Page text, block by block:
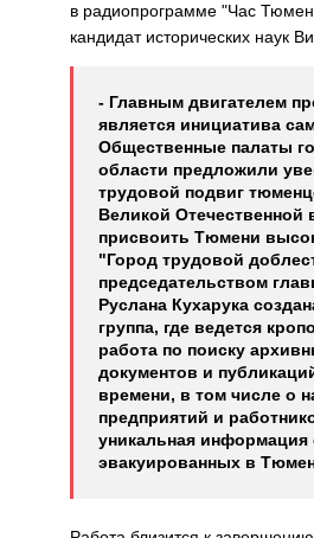
в радиопрограмме "Час
кандидат исторических наук
- Главным двигателем
является инициатива
Общественные палаты
области предложили
трудовой подвиг
Великой Отечественной
присвоить Тюмени
"Город трудовой
председательством
Руслана Кухарука
группа, где ведется
работа по поиску
документов и
времени, в том числе о
предприятий и
уникальная информация
эвакуированных в